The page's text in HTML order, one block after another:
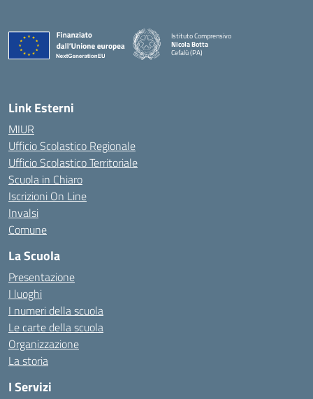
Istituto Comprensivo
Nicola Botta
Cefalù (PA)
Link Esterni
MIUR
Ufficio Scolastico Regionale
Ufficio Scolastico Territoriale
Scuola in Chiaro
Iscrizioni On Line
Invalsi
Comune
La Scuola
Presentazione
I luoghi
I numeri della scuola
Le carte della scuola
Organizzazione
La storia
I Servizi